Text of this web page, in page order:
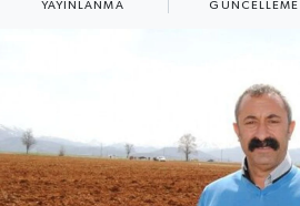
YAYINLANMA GÜNCELLEME
Turizm
Çevre